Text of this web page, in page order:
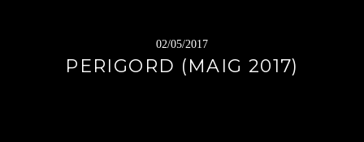
02/05/2017
PERIGORD (MAIG 2017)